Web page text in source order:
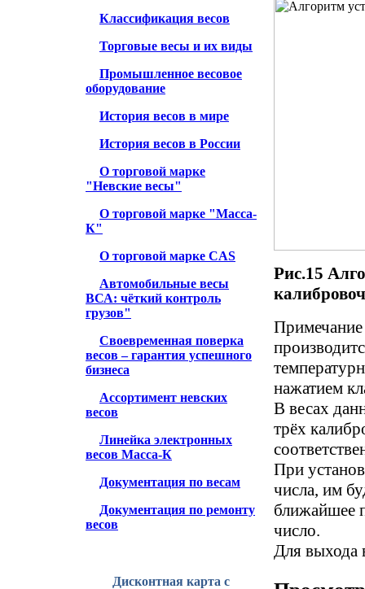
Классификация весов
Торговые весы и их виды
Промышленное весовое
оборудование
История весов в мире
История весов в России
О торговой марке
"Невские весы"
О торговой марке "Масса-
К"
О торговой марке CAS
Автомобильные весы
ВСА: чёткий контроль
грузов"
Своевременная поверка
весов – гарантия успешного
бизнеса
Ассортимент невских
весов
Линейка электронных
весов Масса-К
Документация по весам
Документация по ремонту
весов
Дисконтная карта с
Рис.15
нажатием
В весах
трёх
При
числа, им
ближайшее
число.
Для